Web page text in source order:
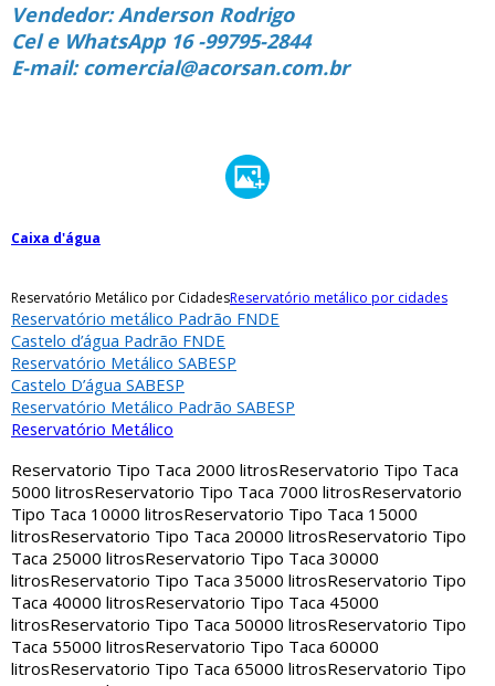
Vendedor: Anderson Rodrigo
Cel e WhatsApp 16 -99795-2844
E-mail: comercial@acorsan.com.br
Caixa d'água
Reservatório Metálico por CidadesReservatório metálico por cidades
Reservatório metálico Padrão FNDE
Castelo d’água Padrão FNDE
Reservatório Metálico SABESP
Castelo D’água SABESP
Reservatório Metálico Padrão SABESP
Reservatório Metálico
Reservatorio Tipo Taca 2000 litrosReservatorio Tipo Taca
5000 litrosReservatorio Tipo Taca 7000 litrosReservatorio
Tipo Taca 10000 litrosReservatorio Tipo Taca 15000
litrosReservatorio Tipo Taca 20000 litrosReservatorio Tipo
Taca 25000 litrosReservatorio Tipo Taca 30000
litrosReservatorio Tipo Taca 35000 litrosReservatorio Tipo
Taca 40000 litrosReservatorio Tipo Taca 45000
litrosReservatorio Tipo Taca 50000 litrosReservatorio Tipo
Taca 55000 litrosReservatorio Tipo Taca 60000
litrosReservatorio Tipo Taca 65000 litrosReservatorio Tipo